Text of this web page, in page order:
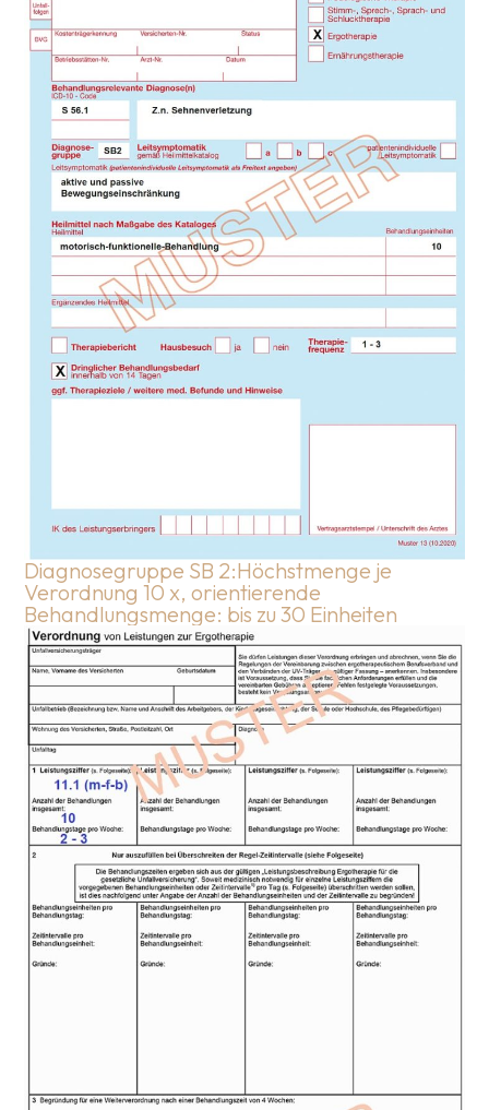
Diagnosegruppe SB 2:Höchstmenge je
Verordnung 10 x, orientierende
Behandlungsmenge: bis zu 30 Einheiten